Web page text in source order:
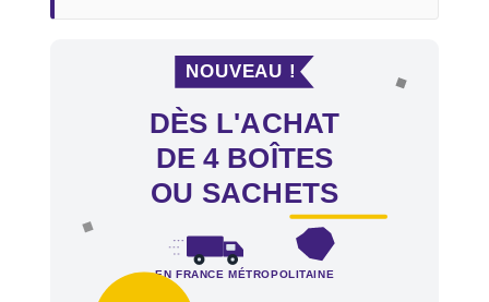
NOUVEAU !
DÈS L'ACHAT
DE 4 BOÎTES
OU SACHETS
EN FRANCE MÉTROPOLITAINE